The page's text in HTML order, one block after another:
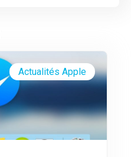
Actualités Apple